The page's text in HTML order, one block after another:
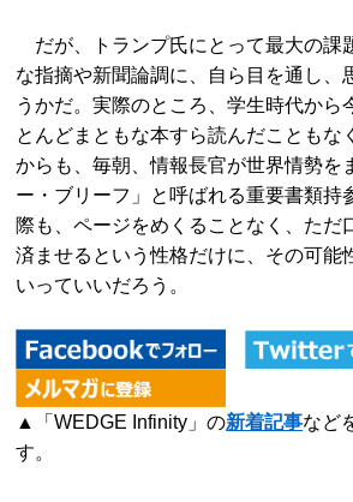
だが、トランプ氏にとって最大の課
な指摘や新聞論調に、自ら目を通し、
うかだ。実際のところ、学生時代から
とんどまともな本すら読んだこともな
からも、毎朝、情報長官が世界情勢を
ー・ブリーフ」と呼ばれる重要書類持
際も、ページをめくることなく、ただ
済ませるという性格だけに、その可能
いっていいだろう。
▲「WEDGE Infinity」の新着記事など
す。